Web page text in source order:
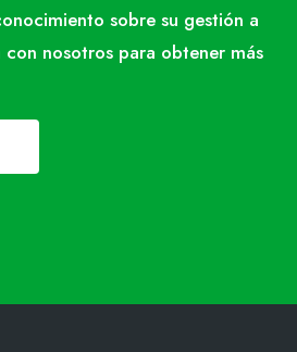
sobre su gestión a
nosotros para obtener más